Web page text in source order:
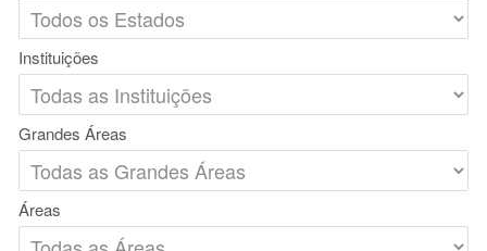
Instituições
Grandes Áreas
Áreas